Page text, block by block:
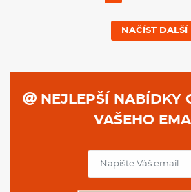
NAČÍST DALŠÍ
NEJLEPŠÍ NABÍDKY
VAŠEHO